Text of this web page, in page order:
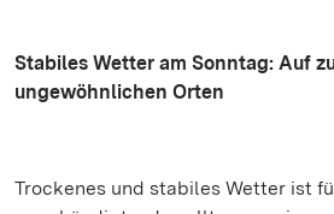
Stabiles Wetter am Sonntag: Auf
ungewöhnlichen Orten
Trockenes und stabiles Wetter ist